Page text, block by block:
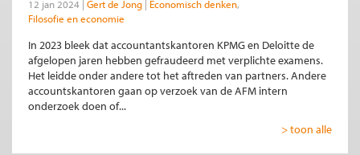
12 jan 2024 Gert de Jong
Economisch denken
Filosofie en economie
In 2023 bleek dat accountantskantoren KPMG en Deloitte de
afgelopen jaren hebben gefraudeerd met verplichte examens.
Het leidde onder andere tot het aftreden van partners. Andere
accountskantoren gaan op verzoek van de AFM intern
onderzoek doen of...
> toon alle